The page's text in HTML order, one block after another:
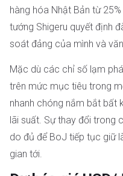
hàng hóa Nhật Bản từ
tướng Shigeru quyết định
soát đảng của mình và
Mặc dù các chỉ số lạm
trên mức mục tiêu trong
nhanh chóng nắm bắt bất
lãi suất. Sự thay đổi trong
do đủ để BoJ tiếp tục giữ
gian tới.